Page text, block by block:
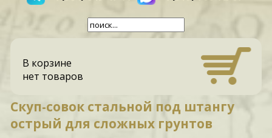
В корзине
нет товаров
Скуп-совок стальной под штангу
острый для сложных грунтов